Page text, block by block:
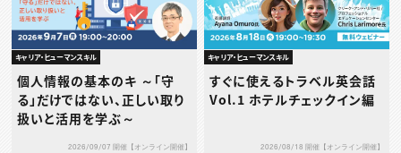
キャリア・ヒューマンスキル
個人情報の基本のキ ～「守
る」だけではない、正しい取り
扱いと活用を学ぶ～
2026/09/07 開催【オンライン開催】
キャリア・ヒューマンスキル
すぐに使えるトラベル英会話
Vol.1 ホテルチェックイン編
2026/08/18 開催【オンライン開催】